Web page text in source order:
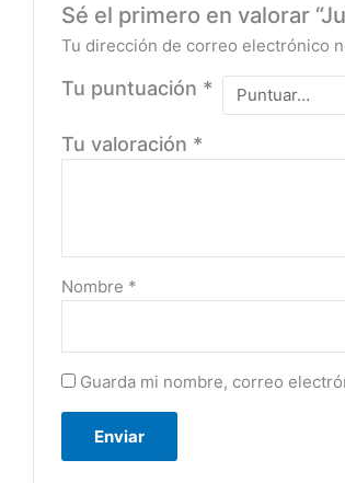
Sé el primero en valorar
Tu dirección de correo electrónico
Tu puntuación *
Tu valoración *
Nombre *
Guarda mi nombre, correo